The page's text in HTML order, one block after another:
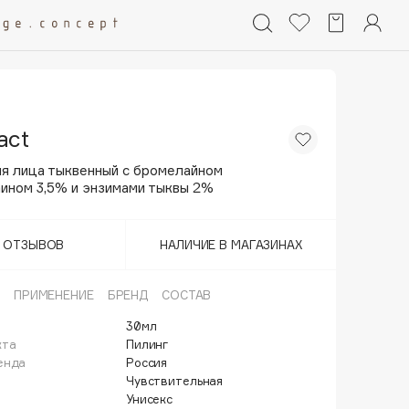
лица тыквенный с бромелайном
3,5% и энзимами тыквы 2%
ОТЗЫВОВ НАЛИЧИЕ В МАГАЗИНАХ
ПРИМЕНЕНИЕ БРЕНД СОСТАВ
30мл
Пилинг
Россия
Чувствительная
Унисекс